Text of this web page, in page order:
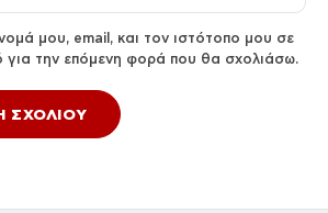
μου, email, και τον ιστότοπο μου σε
για την επόμενη φορά που θα σχολιάσω.